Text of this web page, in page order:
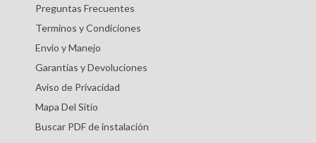
Preguntas Frecuentes
Terminos y Condiciones
Envio y Manejo
Garantías y Devoluciones
Aviso de Privacidad
Mapa Del Sitio
Buscar PDF de instalación